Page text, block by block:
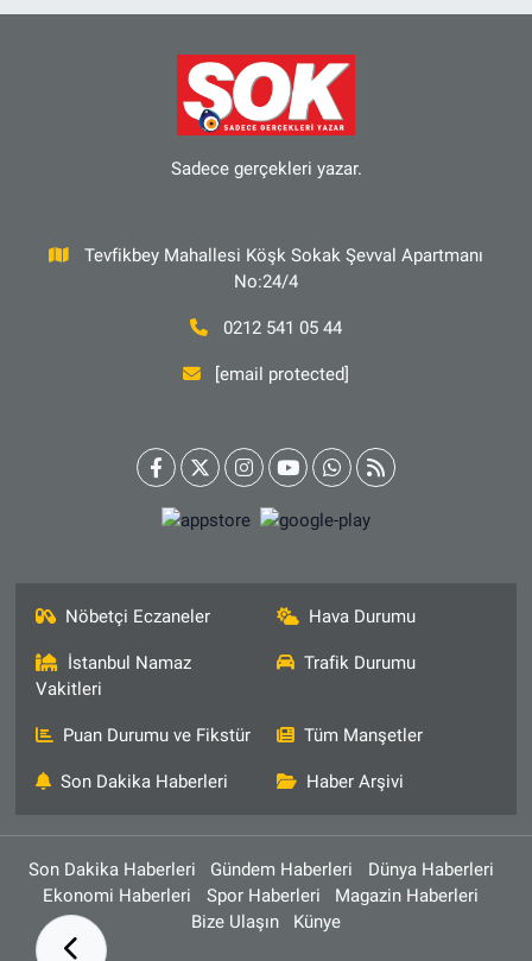
Sadece gerçekleri yazar.
Tevfikbey Mahallesi Köşk Sokak Şevval Apartmanı
No:24/4
0212 541 05 44
[email protected]
Nöbetçi Eczaneler Hava Durumu
İstanbul Namaz
Vakitleri
Trafik Durumu
Puan Durumu ve Fikstür Tüm Manşetler
Son Dakika Haberleri Haber Arşivi
Son Dakika Haberleri Gündem Haberleri
Dünya Haberleri
Ekonomi Haberleri
Spor Haberleri
Magazin Haberleri
Bize Ulaşın
Künye